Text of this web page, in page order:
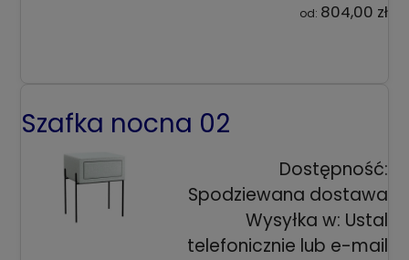
od: 804,00 zł
Szafka nocna 02
Dostępność:
Spodziewana dostawa
Wysyłka w: Ustal
telefonicznie lub e-mail